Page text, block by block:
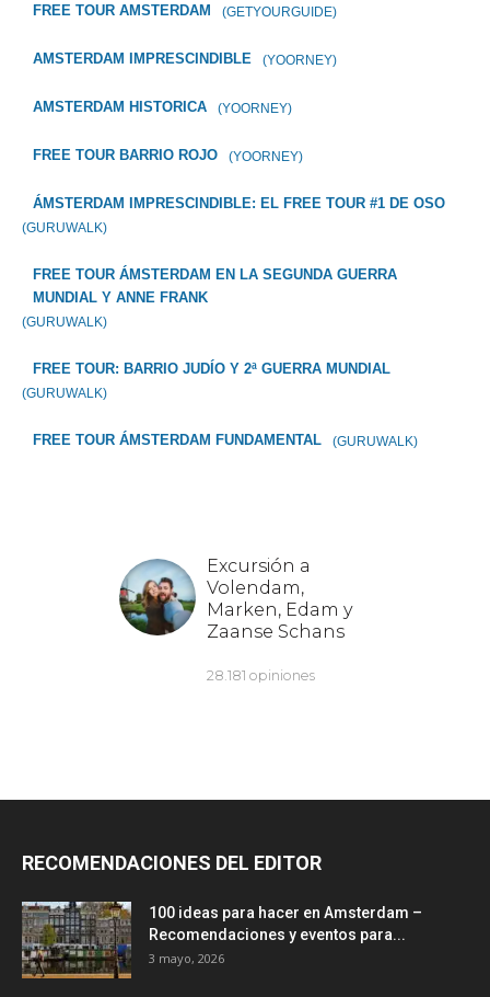
FREE TOUR AMSTERDAM (GETYOURGUIDE)
AMSTERDAM IMPRESCINDIBLE (YOORNEY)
AMSTERDAM HISTORICA (YOORNEY)
FREE TOUR BARRIO ROJO (YOORNEY)
ÁMSTERDAM IMPRESCINDIBLE: EL FREE TOUR #1 DE OSO
(GURUWALK)
FREE TOUR ÁMSTERDAM EN LA SEGUNDA GUERRA
MUNDIAL Y ANNE FRANK
(GURUWALK)
FREE TOUR: BARRIO JUDÍO Y 2ª GUERRA MUNDIAL
(GURUWALK)
FREE TOUR ÁMSTERDAM FUNDAMENTAL (GURUWALK)
RECOMENDACIONES DEL EDITOR
100 ideas para hacer en Amsterdam –
Recomendaciones y eventos para...
3 mayo, 2026